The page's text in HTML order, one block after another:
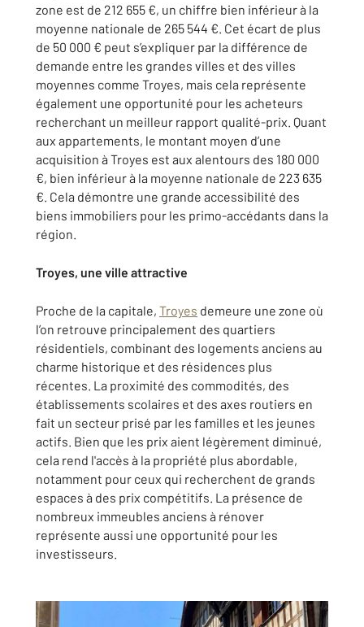
zone est de 212 655 €, un chiffre bien inférieur à la
moyenne nationale de 265 544 €. Cet écart de plus
de 50 000 € peut s’expliquer par la différence de
demande entre les grandes villes et des villes
moyennes comme Troyes, mais cela représente
également une opportunité pour les acheteurs
recherchant un meilleur rapport qualité-prix. Quant
aux appartements, le montant moyen d’une
acquisition à Troyes est aux alentours des 180 000
€, bien inférieur à la moyenne nationale de 223 635
€. Cela démontre une grande accessibilité des
biens immobiliers pour les primo-accédants dans la
région.
Troyes, une ville attractive
Proche de la capitale, Troyes demeure une zone où
l’on retrouve principalement des quartiers
résidentiels, combinant des logements anciens au
charme historique et des résidences plus
récentes. La proximité des commodités, des
établissements scolaires et des axes routiers en
fait un secteur prisé par les familles et les jeunes
actifs. Bien que les prix aient légèrement diminué,
cela rend l'accès à la propriété plus abordable,
notamment pour ceux qui recherchent de grands
espaces à des prix compétitifs. La présence de
nombreux immeubles anciens à rénover
représente aussi une opportunité pour les
investisseurs.